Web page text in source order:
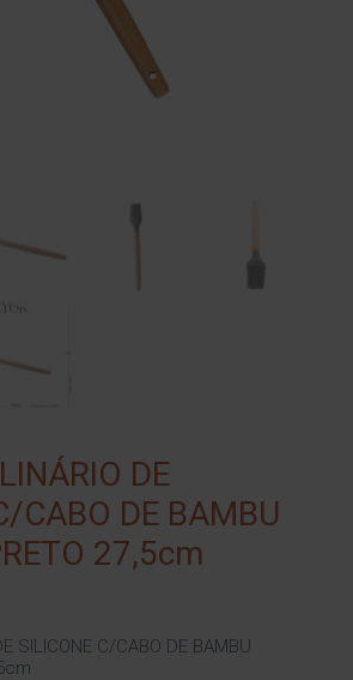
DE
CABO DE BAMBU
27,5cm
SILICONE C/CABO DE BAMBU